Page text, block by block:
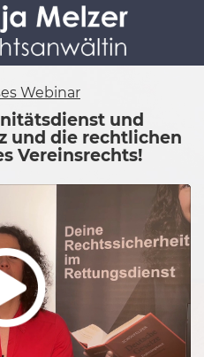
Webinar
und
und die rechtlichen
Vereinsrechts!